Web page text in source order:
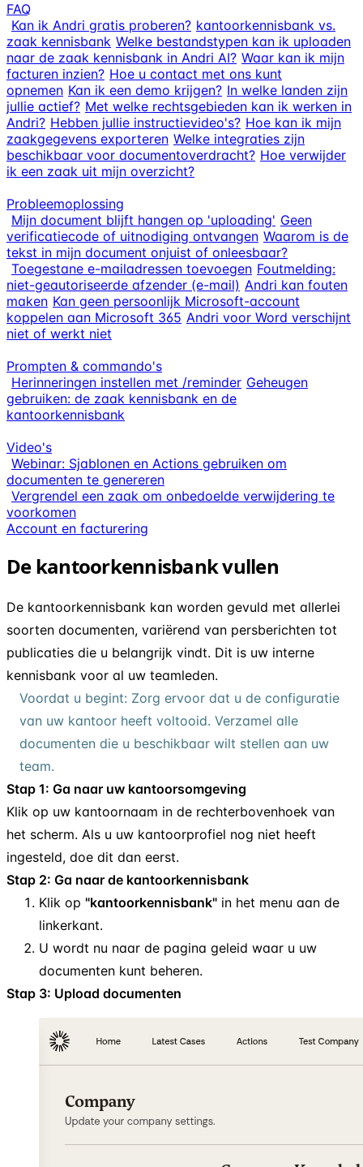
FAQ
Kan ik Andri gratis proberen? kantoorkennisbank vs.
zaak kennisbank Welke bestandstypen kan ik uploaden
naar de zaak kennisbank in Andri AI? Waar kan ik mijn
facturen inzien? Hoe u contact met ons kunt
opnemen Kan ik een demo krijgen? In welke landen zijn
jullie actief? Met welke rechtsgebieden kan ik werken in
Andri? Hebben jullie instructievideo's? Hoe kan ik mijn
zaakgegevens exporteren Welke integraties zijn
beschikbaar voor documentoverdracht? Hoe verwijder
ik een zaak uit mijn overzicht?
Probleemoplossing
Mijn document blijft hangen op 'uploading' Geen
verificatiecode of uitnodiging ontvangen Waarom is de
tekst in mijn document onjuist of onleesbaar?
Toegestane e-mailadressen toevoegen Foutmelding:
niet-geautoriseerde afzender (e-mail) Andri kan fouten
maken Kan geen persoonlijk Microsoft-account
koppelen aan Microsoft 365 Andri voor Word verschijnt
niet of werkt niet
Prompten & commando's
Herinneringen instellen met /reminder Geheugen
gebruiken: de zaak kennisbank en de
kantoorkennisbank
Video's
Webinar: Sjablonen en Actions gebruiken om
documenten te genereren
Vergrendel een zaak om onbedoelde verwijdering te
voorkomen
Account en facturering
De kantoorkennisbank vullen
De kantoorkennisbank kan worden gevuld met allerlei
soorten documenten, variërend van persberichten tot
publicaties die u belangrijk vindt. Dit is uw interne
kennisbank voor al uw teamleden.
Voordat u begint: Zorg ervoor dat u de configuratie
van uw kantoor heeft voltooid. Verzamel alle
documenten die u beschikbaar wilt stellen aan uw
team.
Stap 1: Ga naar uw kantoorsomgeving
Klik op uw kantoornaam in de rechterbovenhoek van
het scherm. Als u uw kantoorprofiel nog niet heeft
ingesteld, doe dit dan eerst.
Stap 2: Ga naar de kantoorkennisbank
Klik op "kantoorkennisbank" in het menu aan de
linkerkant.
U wordt nu naar de pagina geleid waar u uw
documenten kunt beheren.
Stap 3: Upload documenten